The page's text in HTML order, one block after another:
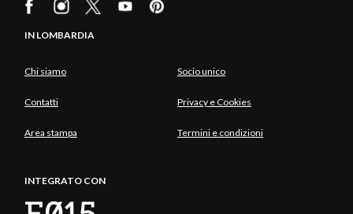
IN LOMBARDIA
Chi siamo Socio unico
Contatti Privacy e Cookies
Area stampa Termini e condizioni
INTEGRATO CON